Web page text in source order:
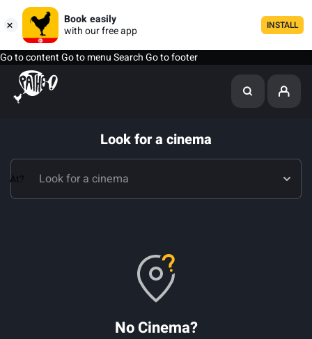
Book easily
with our free app
INSTALL
Go to contentGo to menuSearchGo to footer
Look for a cinema
At?
No Cinema?